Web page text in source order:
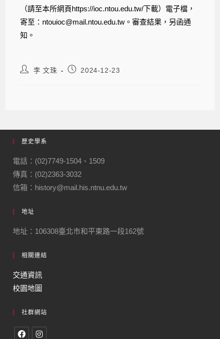
（請至本所網頁https://ioc.ntou.edu.tw/下載）電子檔，
寄至：ntouioc@mail.ntou.edu.tw。審查結果，另函通
知。
李 文珠 2024-12-23
歷史學系
電話：(02)7749-1504、1509
傳真：(02)2363-3032
信箱：history@mail.his.ntnu.edu.tw
地址
地址：106308臺北市和平東路一段162號
相關連結
交通資訊
校園地圖
社群網站